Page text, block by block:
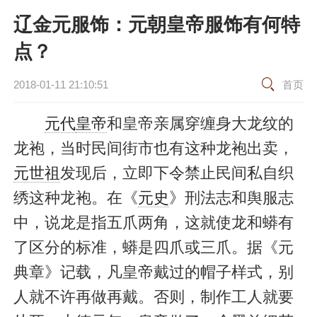
辽金元服饰：元朝皇帝服饰有何特
点？
2018-01-11 21:10:51 首页
元代皇帝和皇帝亲属穿缠身大龙纹的
龙袍，当时民间街市也有这种龙袍出卖，
元世祖发现后，立即下令禁止民间私自织
绣这种龙袍。在《元史》刑法志和舆服志
中，说龙是指五爪两角，这就使龙和蟒有
了区分的标准，蟒是四爪或三爪。据《元
典章》记载，凡皇帝戴过的帽子样式，别
人就不许再做再戴。否则，制作工人就要